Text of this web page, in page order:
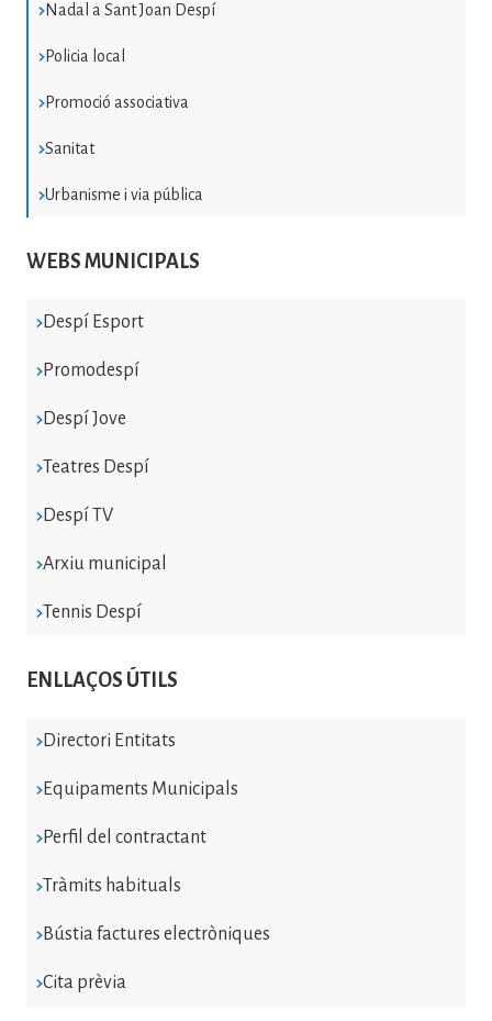
Nadal a Sant Joan Despí
Policia local
Promoció associativa
Sanitat
Urbanisme i via pública
WEBS MUNICIPALS
Despí Esport
Promodespí
Despí Jove
Teatres Despí
Despí TV
Arxiu municipal
Tennis Despí
ENLLAÇOS ÚTILS
Directori Entitats
Equipaments Municipals
Perfil del contractant
Tràmits habituals
Bústia factures electròniques
Cita prèvia